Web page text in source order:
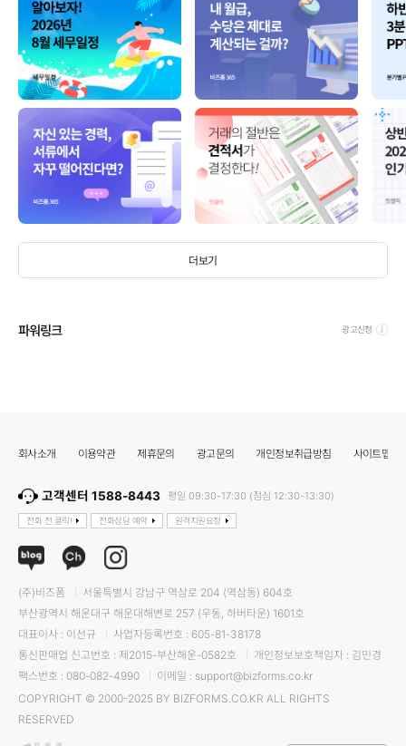
더보기
파워링크 광고신청
회사소개 이용약관 제휴문의 광고문의 개인정보취급방침 사이트맵
고객센터 1588-8443 평일 09:30-17:30 (점심 12:30-13:30)
전화 전 클릭! 전화상담 예약 원격지원요청
(주)비즈폼
서울특별시 강남구 역삼로 204 (역삼동) 604호
부산광역시 해운대구 해운대해변로 257 (우동, 하버타운) 1601호
대표이사 : 이선규
사업자등록번호 : 605-81-38178
통신판매업 신고번호 : 제2015-부산해운-0582호
개인정보보호책임자 : 김민경
팩스번호 : 080-082-4990
이메일 : support@bizforms.co.kr
COPYRIGHT © 2000-2025 BY BIZFORMS.CO.KR ALL RIGHTS
RESERVED